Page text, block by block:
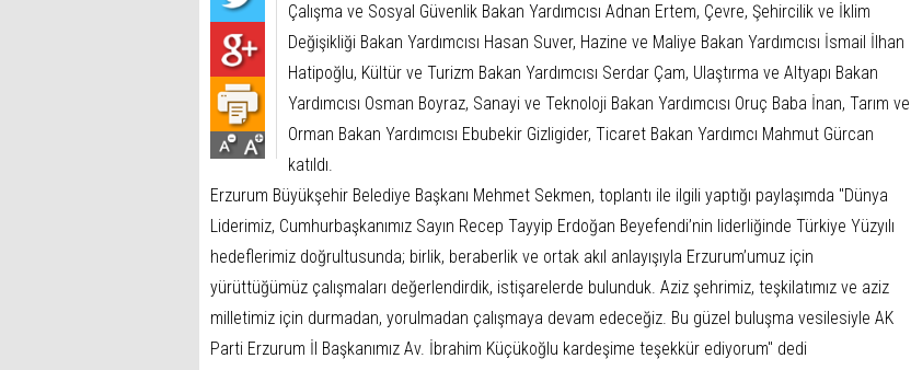
Çalışma ve Sosyal Güvenlik Bakan Yardımcısı Adnan Ertem, Çevre, Şehircilik ve İklim
Değişikliği Bakan Yardımcısı Hasan Suver, Hazine ve Maliye Bakan Yardımcısı İsmail İlhan
Hatipoğlu, Kültür ve Turizm Bakan Yardımcısı Serdar Çam, Ulaştırma ve Altyapı Bakan
Yardımcısı Osman Boyraz, Sanayi ve Teknoloji Bakan Yardımcısı Oruç Baba İnan, Tarım ve
Orman Bakan Yardımcısı Ebubekir Gizligider, Ticaret Bakan Yardımcı Mahmut Gürcan
katıldı.
Erzurum Büyükşehir Belediye Başkanı Mehmet Sekmen, toplantı ile ilgili yaptığı paylaşımda "Dünya
Liderimiz, Cumhurbaşkanımız Sayın Recep Tayyip Erdoğan Beyefendi’nin liderliğinde Türkiye Yüzyılı
hedeflerimiz doğrultusunda; birlik, beraberlik ve ortak akıl anlayışıyla Erzurum’umuz için
yürüttüğümüz çalışmaları değerlendirdik, istişarelerde bulunduk. Aziz şehrimiz, teşkilatımız ve aziz
milletimiz için durmadan, yorulmadan çalışmaya devam edeceğiz. Bu güzel buluşma vesilesiyle AK
Parti Erzurum İl Başkanımız Av. İbrahim Küçükoğlu kardeşime teşekkür ediyorum" dedi